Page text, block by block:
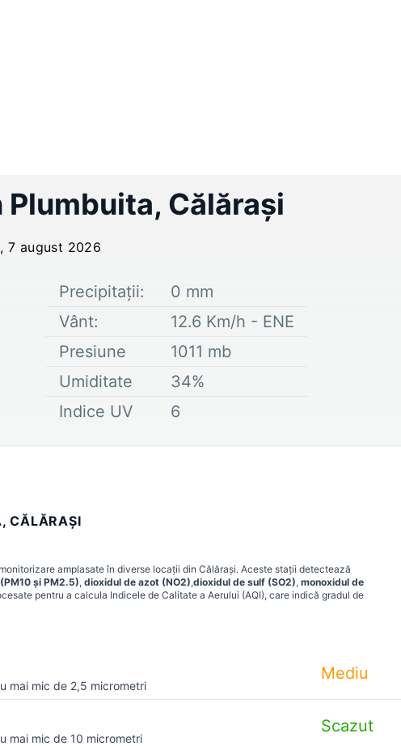
Plumbuita, Călărași
7 august 2026
Precipitații: 0 mm
Vânt:
12.6 Km/h - ENE
Presiune
1011 mb
Umiditate
34%
Indice UV
6
CĂLĂRAȘI
amplasate în diverse locații din Călărași. Aceste stații detectează
și PM2.5), dioxidul de azot (NO2),dioxidul de sulf (SO2), monoxidul de
pentru a calcula Indicele de Calitate a Aerului (AQI), care indică gradul de
mai mic de 2,5 micrometri
Mediu
mai mic de 10 micrometri
Scazut